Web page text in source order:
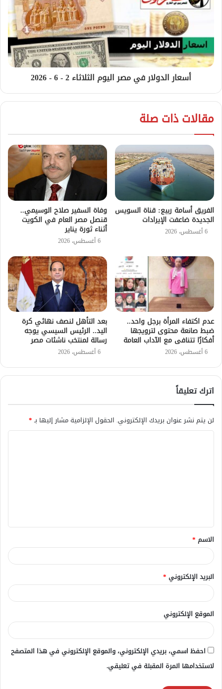
أسعار الدولار في مصر اليوم الثلاثاء 2 - 6 - 2026
مقالات ذات صلة
الفريق أسامة ربيع: قناة السويس
الجديدة ضاعفت الإيرادات
6 أغسطس، 2026
وفاة السفير صلاح الوسيمي..
قنصل مصر العام في الكويت
أثناء ثورة يناير
6 أغسطس، 2026
عدم اكتفاء المرأة برجل واحد..
ضبط صانعة محتوى لترويجها
أفكارًا تتنافى مع الآداب العامة
6 أغسطس، 2026
بعد التأهل لنصف نهائي كرة
اليد.. الرئيس السيسي يوجه
رسالة لمنتخب ناشئات مصر
6 أغسطس، 2026
اترك تعليقاً
لن يتم نشر عنوان بريدك الإلكتروني. الحقول الإلزامية مشار إليها بـ*
ق
*
الاسم *
البريد الإلكتروني *
الموقع الإلكتروني
احفظ اسمي، بريدي الإلكتروني، والموقع الإلكتروني في هذا المتصفح
لاستخدامها المرة المقبلة في تعليقي.